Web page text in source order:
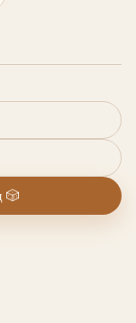
🎲